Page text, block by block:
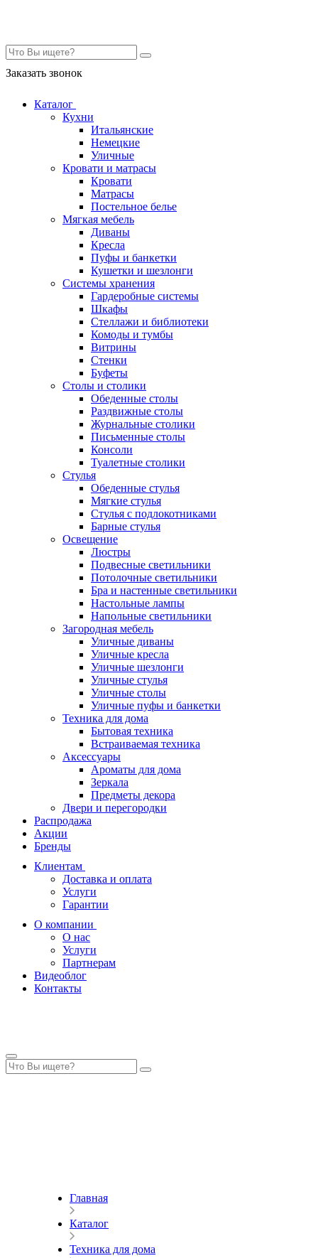
Заказать звонок
Каталог
Кухни
Итальянские
Немецкие
Уличные
Кровати и матрасы
Кровати
Матрасы
Постельное белье
Мягкая мебель
Диваны
Кресла
Пуфы и банкетки
Кушетки и шезлонги
Системы хранения
Гардеробные системы
Шкафы
Стеллажи и библиотеки
Комоды и тумбы
Витрины
Стенки
Буфеты
Столы и столики
Обеденные столы
Раздвижные столы
Журнальные столики
Письменные столы
Консоли
Туалетные столики
Стулья
Обеденные стулья
Мягкие стулья
Стулья с подлокотниками
Барные стулья
Освещение
Люстры
Подвесные светильники
Потолочные светильники
Бра и настенные светильники
Настольные лампы
Напольные светильники
Загородная мебель
Уличные диваны
Уличные кресла
Уличные шезлонги
Уличные стулья
Уличные столы
Уличные пуфы и банкетки
Техника для дома
Бытовая техника
Встраиваемая техника
Аксессуары
Ароматы для дома
Зеркала
Предметы декора
Двери и перегородки
Распродажа
Акции
Бренды
Клиентам
Доставка и оплата
Услуги
Гарантии
О компании
О нас
Услуги
Партнерам
Видеоблог
Контакты
Главная
Каталог
Техника для дома